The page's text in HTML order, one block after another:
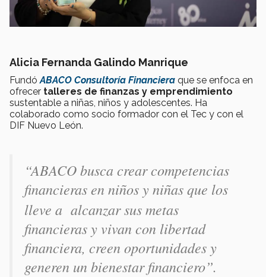
Alicia Fernanda Galindo Manrique
Fundó ABACO Consultoría Financiera que se enfoca en
ofrecer talleres de finanzas y emprendimiento
sustentable a niñas, niños y adolescentes. Ha
colaborado como socio formador con el Tec y con el
DIF Nuevo León.
“ABACO busca crear competencias
financieras en niños y niñasque los
lleve a alcanzar sus metas
financieras y vivan con libertad
financiera, creen oportunidades y
generen un bienestar financiero”.